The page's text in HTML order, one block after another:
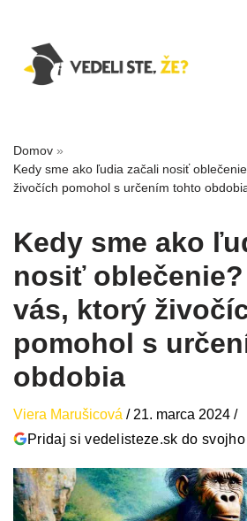
Domov »
Kedy sme ako ľudia začali nosiť
živočích pomohol s určením tohto
Kedy sme ako
nosiť
vás, ktorý
pomohol s
obdobia
Viera Marušicová / 21. marca 2024 /
Pridaj si vedelisteze.sk do